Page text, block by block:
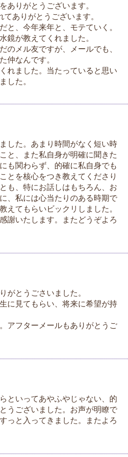
ありがとうございます。
ありがとうございます。
と、今年来年と、モテていく。
鏡が教えてくれました。
のメル友ですが、メールでも、
仲なんです。
れました。当たっていると思い
した。
した。あまり時間がなく短い時
と、また私自身が明確に聞きた
も関わらず、的確に私自身でも
とを核心をつき教えてくださり
も、特にお話しはもちろん、お
、私には心当たりのある時期で
えてもらいビックリしました。
謝いたします。またどうぞよろ
がとうごさいました。
に見てもらい、将来に希望が持
アフターメールもありがとうご
といってあやふやじゃない、的
うございました。お声が明瞭で
っと入ってきました。またよろ